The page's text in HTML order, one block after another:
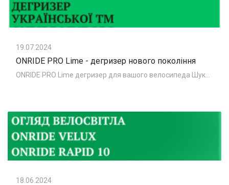
19.07.2024
ONRIDE PRO Lime - дегризер нового покоління
18.06.2024